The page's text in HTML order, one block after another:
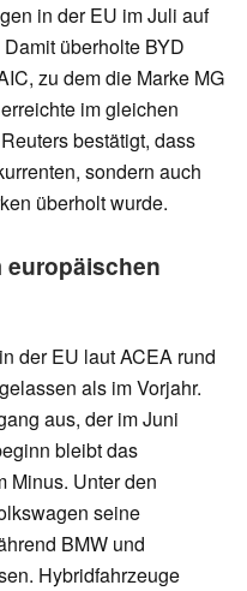
in der EU im Juli auf
überholte BYD
zu dem die Marke MG
im gleichen
bestätigt, dass
sondern auch
überholt wurde.
europäischen
der EU laut ACEA rund
als im Vorjahr.
aus, der im Juni
bleibt das
Minus. Unter den
seine
BMW und
Hybridfahrzeuge